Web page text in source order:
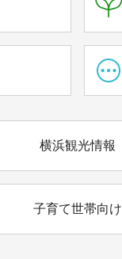
横浜観光情報
子育て世帯向け